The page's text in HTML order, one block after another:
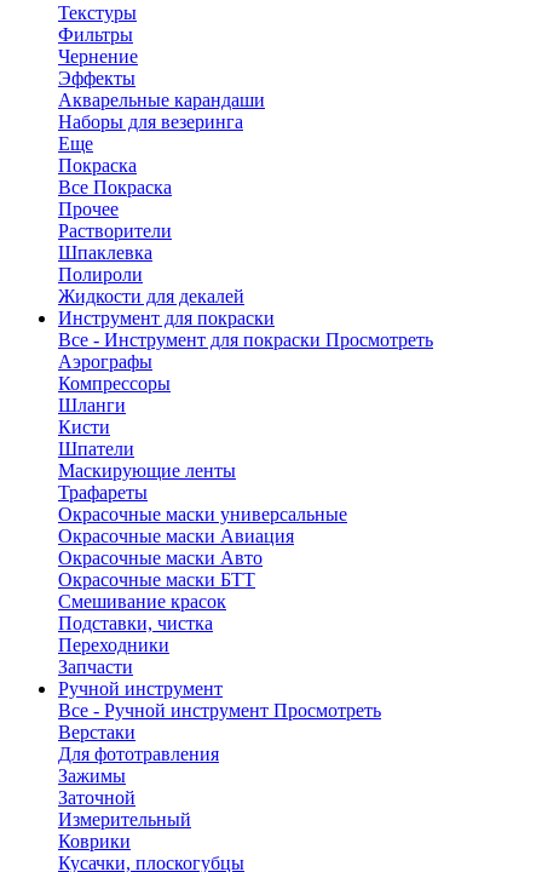
Текстуры
Фильтры
Чернение
Эффекты
Акварельные карандаши
Наборы для везеринга
Еще
Покраска
Все Покраска
Прочее
Растворители
Шпаклевка
Полироли
Жидкости для декалей
Инструмент для покраски
Все - Инструмент для покраски Просмотреть
Аэрографы
Компрессоры
Шланги
Кисти
Шпатели
Маскирующие ленты
Трафареты
Окрасочные маски универсальные
Окрасочные маски Авиация
Окрасочные маски Авто
Окрасочные маски БТТ
Смешивание красок
Подставки, чистка
Переходники
Запчасти
Ручной инструмент
Все - Ручной инструмент Просмотреть
Верстаки
Для фототравления
Зажимы
Заточной
Измерительный
Коврики
Кусачки, плоскогубцы